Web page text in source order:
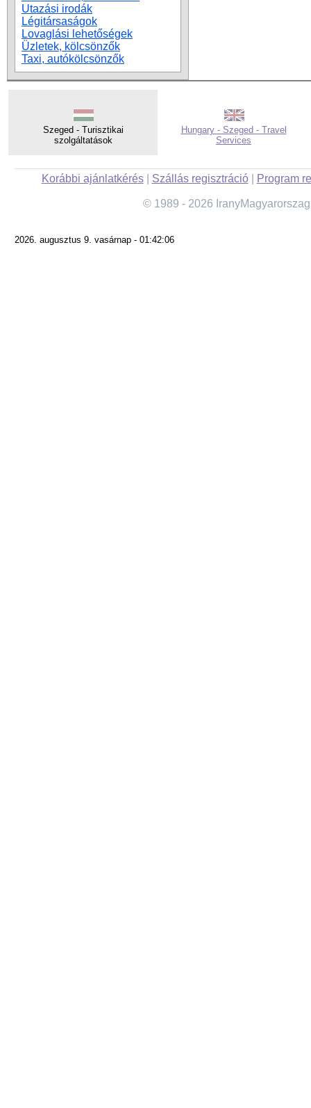
Utazási irodák
Légitársaságok
Lovaglási lehetőségek
Üzletek, kölcsönzők
Taxi, autókölcsönzők
Szeged - Turisztikai
szolgáltatások
Hungary - Szeged - Travel
Services
Korábbi ajánlatkérés| Szállás regisztráció| Program
© 1989 - 2026
2026. augusztus 9. vasárnap - 01:42:06